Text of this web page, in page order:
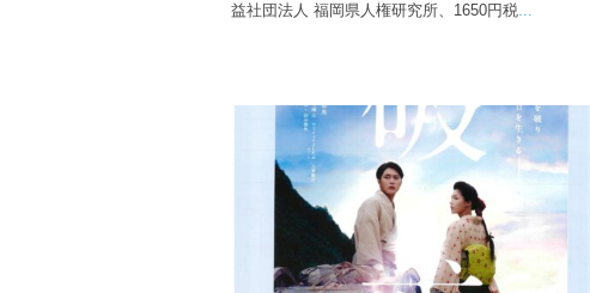
益社団法人 福岡県人権研究所、1650円税...